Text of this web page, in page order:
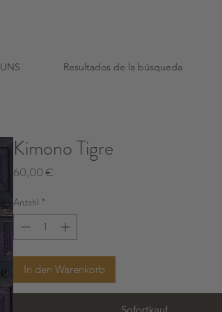
UNS Resultados de la búsqueda
Kimono Tigre
60,00 €
Anzahl *
In den Warenkorb
Sofortkauf